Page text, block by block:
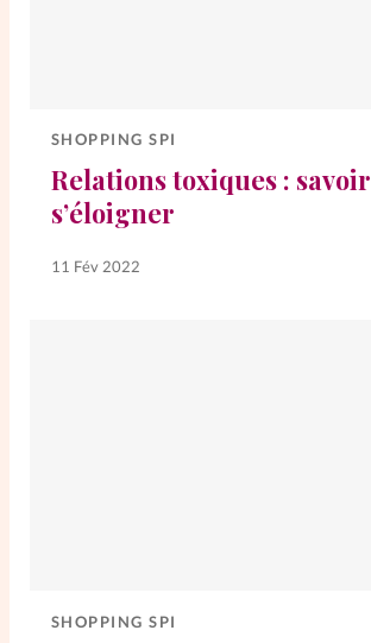
SHOPPING SPI
Relations toxiques : savoir
s’éloigner
11 Fév 2022
SHOPPING SPI